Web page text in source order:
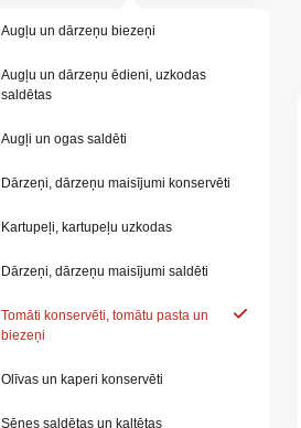
Augļu un dārzeņu biezeņi
Augļu un dārzeņu ēdieni, uzkodas
saldētas
Augļi un ogas saldēti
Dārzeņi, dārzeņu maisījumi konservēti
Kartupeļi, kartupeļu uzkodas
Dārzeņi, dārzeņu maisījumi saldēti
Tomāti konservēti, tomātu pasta un
biezeņi
Olīvas un kaperi konservēti
Sēnes saldētas un kaltētas